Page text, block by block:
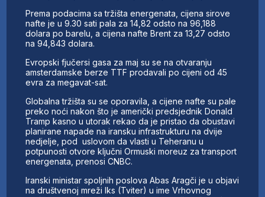
Prema podacima sa tržišta energenata, cijena sirove
nafte je u 9.30 sati pala za 14,82 odsto na 96,188
dolara po barelu, a cijena nafte Brent za 13,27 odsto
na 94,843 dolara.
Evropski fjučersi gasa za maj su se na otvaranju
amsterdamske berze TTF prodavali po cijeni od 45
evra za megavat-sat.
Globalna tržišta su se oporavila, a cijene nafte su pale
preko noći nakon što je američki predsjednik Donald
Tramp kasno u utorak rekao da je pristao da obustavi
planirane napade na iransku infrastrukturu na dvije
nedjelje, pod uslovom da vlasti u Teheranu u
potpunosti otvore ključni Ormuski moreuz za transport
energenata, prenosi CNBC.
Iranski ministar spoljnih poslova Abas Aragči je u objavi
na društvenoj mreži Iks (Tviter) u ime Vrhovnog